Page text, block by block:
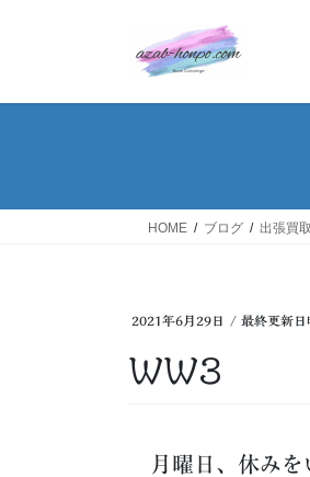
HOME ブログ 出張買取
2021年6月29日 / 最終更新日
WW3
月曜日、休みを